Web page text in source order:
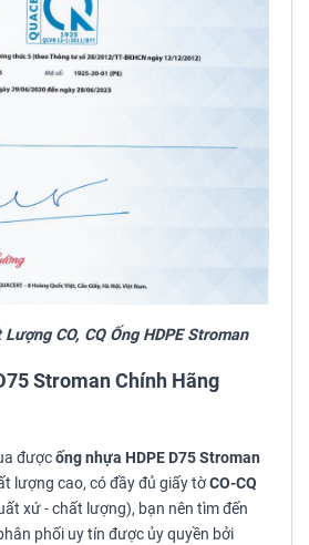
CO, CQ Ống HDPE Stroman
Stroman Chính Hãng
đượcống nhựa HDPE D75 Stroman
lượng cao, có đầy đủ giấy tờCO-CQ
xứ - chất lượng), bạn nên tìm đến
phối uy tín được ủy quyền bởi